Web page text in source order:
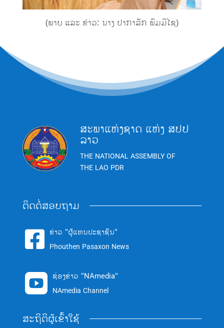
(ພາບ ແລະ ຂ່າວ: ນາງ ປາ​ກາ​ລັກ ພົມ​ມີ​ໄຊ)
ສະພາແຫ່ງຊາດ ແຫ່ງ ສປປ
ລາວ
THE NATIONAL ASSEMBLY OF
THE LAO PDR
ຕິດຕໍ່ສອບຖາມ
 ຂ່າວ "ຜູ້ແທນປະຊາຊົນ"
Phouthen Pasaxon News
 ຊ່ອງຂ່າວ "NAmedia"
NAmedia Channel
ສະຖິຕິຜູ້ເຂົ້າໃຊ້